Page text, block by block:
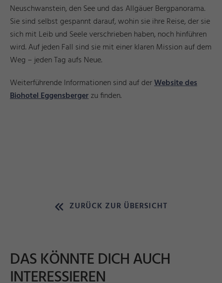
Neuschwanstein, den See und das Allgäuer Bergpanorama.
Sie sind selbst gespannt darauf, wohin sie ihre Reise, der sie
sich mit Leib und Seele verschrieben haben, noch hinführen
wird. Auf jeden Fall sind sie mit einer klaren Mission auf dem
Weg – jeden Tag aufs Neue.
Weiterführende Informationen sind auf derWebsite des
Biohotel Eggensbergerzu finden.
ZURÜCK ZUR ÜBERSICHT
DAS KÖNNTE DICH AUCH
INTERESSIEREN